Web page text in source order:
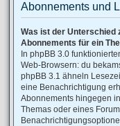
Abonnements und
Was ist der Unterschied
Abonnements für ein
In phpBB 3.0
Web-Browsern: du
phpBB 3.1 ähneln
eine Benachrichtigung
Abonnements hingegen
Themas oder eines